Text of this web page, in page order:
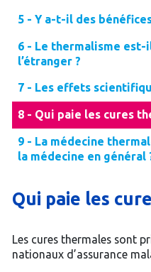
5 - Y a-t-il des
6 - Le thermalisme
l’étranger ?
7 - Les effets
8 - Qui paie les cures
9 - La médecine
la médecine en général
Qui paie les
Les cures thermales sont
nationaux d’assurance